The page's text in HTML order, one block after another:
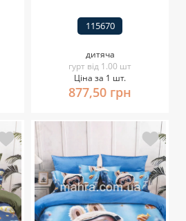
115670
дитяча
гурт від 1.00 шт
Ціна за 1 шт.
877,50 грн